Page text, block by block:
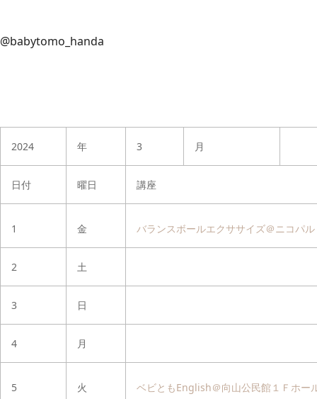
@babytomo_handa
2024 年 3 月
日付 曜日 講座
1 金 バランスボールエクササイズ＠ニコパル
2 土
3 日
4 月
5 火 ベビともEnglish＠向山公民館１Ｆホー